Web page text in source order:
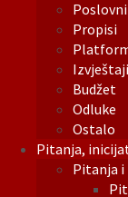
Propisi
Izvještaji
Budžet
Odluke
Ostalo
Pitanja,
Pitanja i